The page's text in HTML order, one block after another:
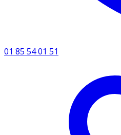
01 85 54 01 51